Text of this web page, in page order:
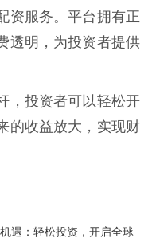
资服务。平台拥有正
透明，为投资者提供
，投资者可以轻松开
的收益放大，实现财
遇：轻松投资，开启全球